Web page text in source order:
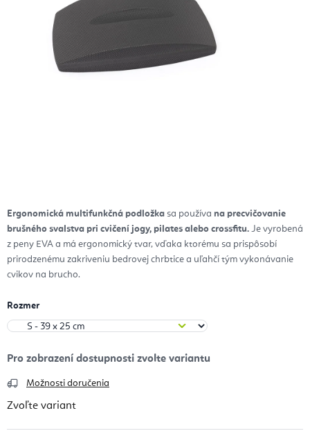
Ergonomická multifunkčná podložka sa používa na precvičovanie
brušného svalstva pri cvičení jogy, pilates alebo crossfitu. Je vyrobená
z peny EVA a má ergonomický tvar, vďaka ktorému sa prispôsobí
prirodzenému zakriveniu bedrovej chrbtice a uľahčí tým vykonávanie
cvikov na brucho.
Rozmer
Možnosti doručenia
Zvoľte variant